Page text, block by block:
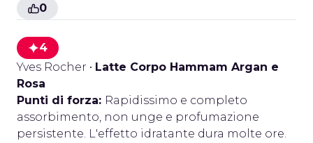
0
4
Yves Rocher • Latte Corpo Hammam Argan e
Rosa
Punti di forza: Rapidissimo e completo
assorbimento, non unge e profumazione
persistente. L'effetto idratante dura molte ore.